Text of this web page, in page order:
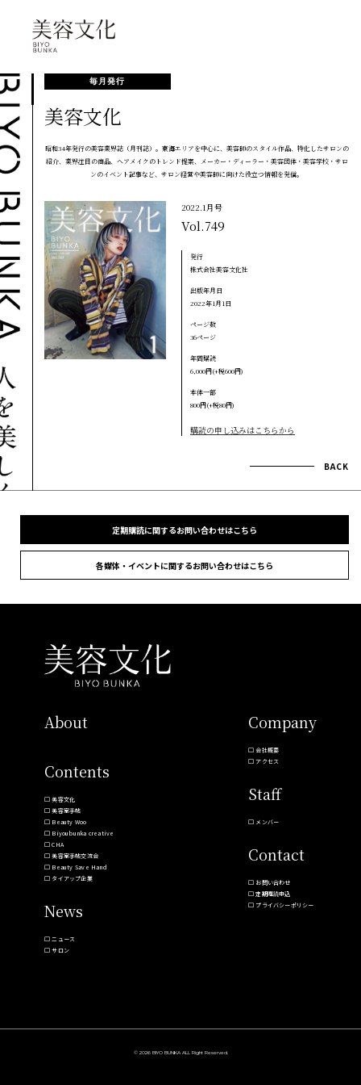
毎月発行
美容文化
昭和34年発行の美容業界誌（月刊誌）。東海エリアを中心に、美容師のスタイル作品、特化したサロンの
紹介、業界注目の商品、ヘアメイクのトレンド提案、メーカー・ディーラー・美容団体・美容学校・サロ
ンのイベント記事など、サロン経営や美容師に向けた役立つ情報を発信。
2022.1月号
Vol.749
発行
株式会社美容文化社
出版年月日
2022年1月1日
ページ数
36ページ
年間購読
6,000円(+税600円)
本体一部
800円(+税80円)
購読の申し込みはこちらから
BACK
定期購読に関するお問い合わせはこちら
各媒体・イベントに関するお問い合わせはこちら
About
Contents
美容文化
美容室手帖
Beauty Woo
Biyoubunka creative
CHA
美容室手帖交流会
Beauty Save Hand
タイアップ企業
News
ニュース
サロン
Company
会社概要
アクセス
Staff
メンバー
Contact
お問い合わせ
定期購読申込
プライバシーポリシー
© 2026 BIYO BUNKA ALL Right Reserved.